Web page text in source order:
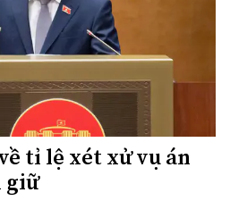
tỉ lệ xét xử vụ án
giữ